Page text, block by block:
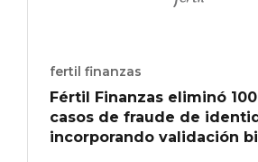
fertil finanzas
Fértil Finanzas eliminó
casos de fraude de
incorporando validación